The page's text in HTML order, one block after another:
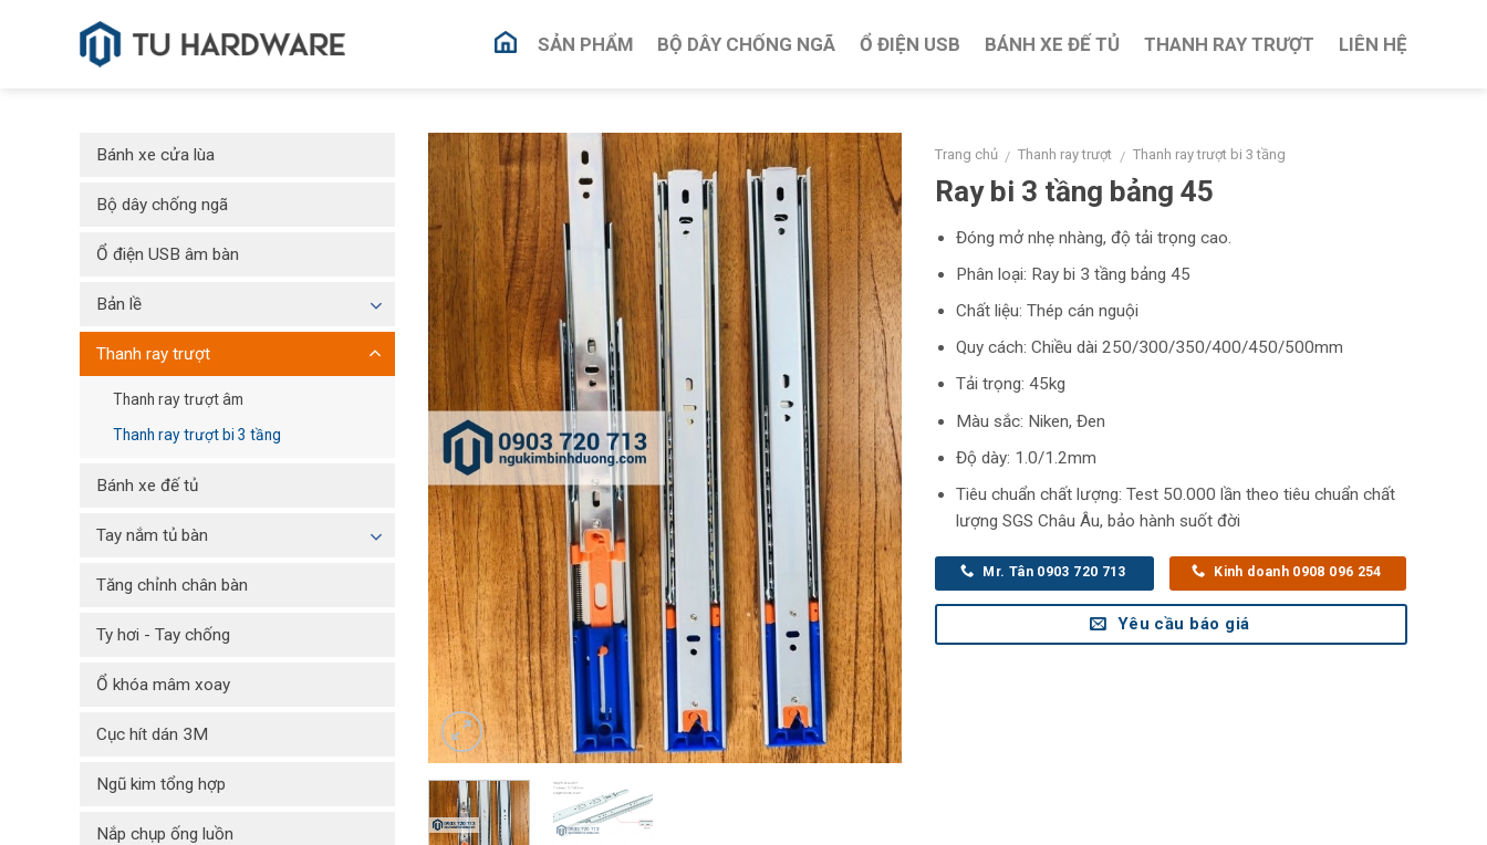
SẢN PHẨM BỘ DÂY CHỐNG NGÃ Ổ ĐIỆN USB BÁNH XE ĐẾ TỦ THANH RAY TRƯỢT LIÊN HỆ
Trang chủ / Thanh ray trượt / Thanh ray trượt bi 3 tầng
Ray bi 3 tầng bảng 45
Đóng mở nhẹ nhàng, độ tải trọng cao.
Phân loại: Ray bi 3 tầng bảng 45
Chất liệu: Thép cán nguội
Quy cách: Chiều dài 250/300/350/400/450/500mm
Tải trọng: 45kg
Màu sắc: Niken, Đen
Độ dày: 1.0/1.2mm
Tiêu chuẩn chất lượng: Test 50.000 lần theo tiêu chuẩn chất
lượng SGS Châu Âu, bảo hành suốt đời
Mr. Tân 0903 720 713 Kinh doanh 0908 096 254
Yêu cầu báo giá
Bánh xe cửa lùa
Bộ dây chống ngã
Ổ điện USB âm bàn
Bản lề
Thanh ray trượt
Thanh ray trượt âm
Thanh ray trượt bi 3 tầng
Bánh xe đế tủ
Tay nắm tủ bàn
Tăng chỉnh chân bàn
Ty hơi - Tay chống
Ổ khóa mâm xoay
Cục hít dán 3M
Ngũ kim tổng hợp
Nắp chụp ống luồn